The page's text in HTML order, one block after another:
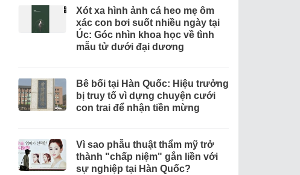
Xót xa hình ảnh cá heo mẹ ôm
xác con bơi suốt nhiều ngày tại
Úc: Góc nhìn khoa học về tình
mẫu tử dưới đại dương
Bê bối tại Hàn Quốc: Hiệu trưởng
bị truy tố vì dựng chuyện cưới
con trai để nhận tiền mừng
Vì sao phẫu thuật thẩm mỹ trở
thành "chấp niệm" gắn liền với
sự nghiệp tại Hàn Quốc?